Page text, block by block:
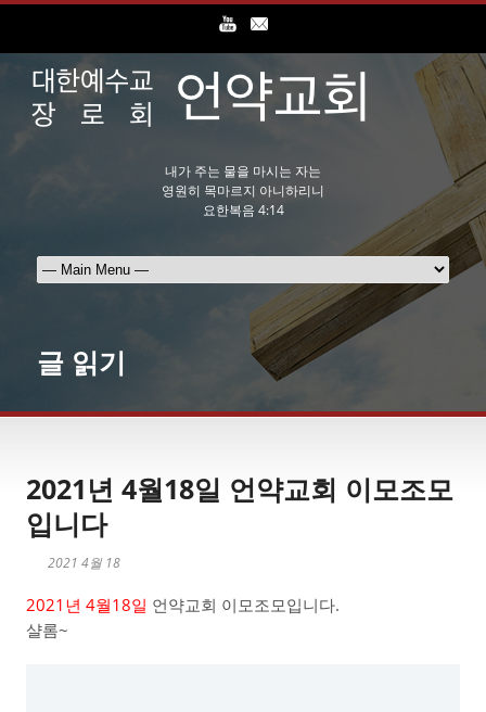
내가 주는 물을 마시는 자는
영원히 목마르지 아니하리니
요한복음 4:14
글 읽기
2021년 4월18일 언약교회 이모조모
입니다
2021 4월 18
2021년 4월18일 언약교회 이모조모입니다.
샬롬~